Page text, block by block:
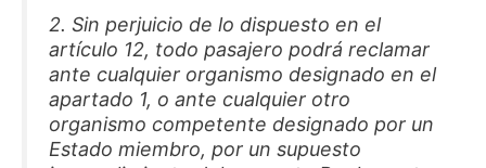
2. Sin perjuicio de lo dispuesto en el
artículo 12, todo pasajero podrá reclamar
ante cualquier organismo designado en el
apartado 1, o ante cualquier otro
organismo competente designado por un
Estado miembro, por un supuesto